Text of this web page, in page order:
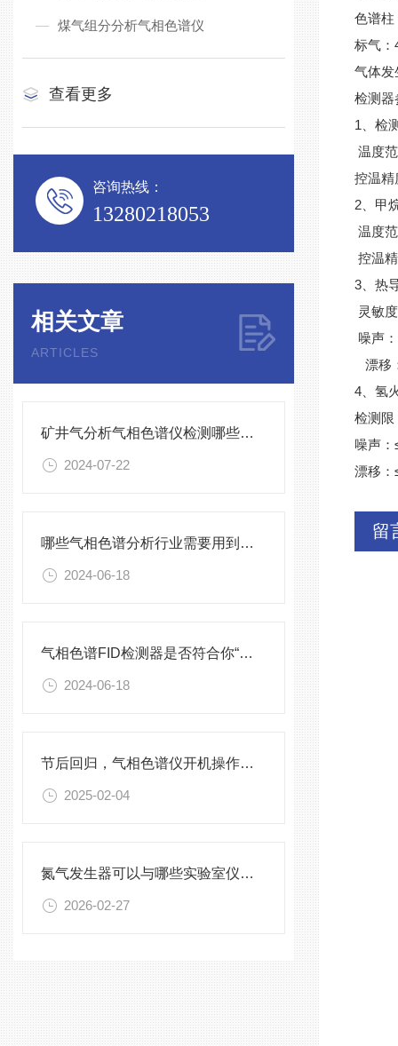
煤气组分分析气相色谱仪
查看更多
咨询热线：
13280218053
相关文章
ARTICLES
矿井气分析气相色谱仪检测哪些有害气体
2024-07-22
哪些气相色谱分析行业需要用到顶空进样器？
2024-06-18
气相色谱FID检测器是否符合你“分析样品”的口味
2024-06-18
节后回归，气相色谱仪开机操作指南
2025-02-04
氮气发生器可以与哪些实验室仪器搭配使用？
2026-02-27
色谱柱
标气：
气体发
检测器
1、检
温度
控温
2、甲
温度
控温
3、热
灵敏
噪声
漂移
4、氢
检测限
噪声：
漂移：
留